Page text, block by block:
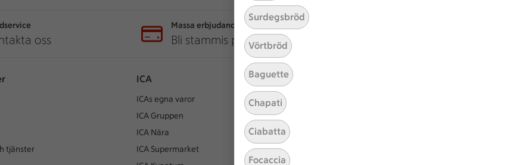
Surdegsbröd
Vörtbröd
Baguette
Chapati
Ciabatta
Focaccia
oss
Massa erbjudanden
Bli stammis på ICA
tjänster
ICA
ICAs egna varor
ICA Gruppen
ICA Nära
ICA Supermarket